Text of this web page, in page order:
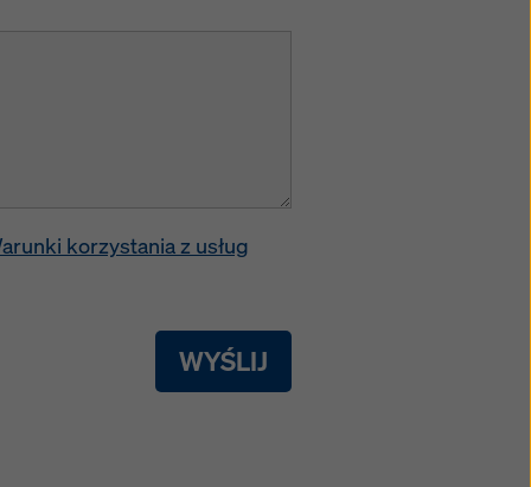
korzystania z usług
WYŚLIJ